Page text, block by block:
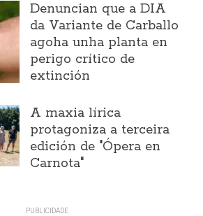
Denuncian que a DIA
da Variante de Carballo
agoha unha planta en
perigo crítico de
extinción
A maxia lírica
protagoniza a terceira
edición de "Ópera en
Carnota"